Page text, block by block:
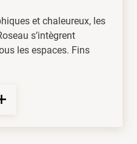
et chaleureux, les
s’intègrent
les espaces. Fins